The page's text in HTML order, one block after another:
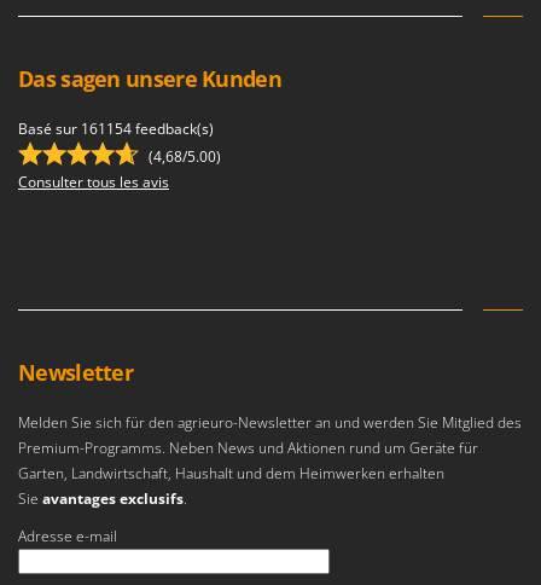
Spiralmac
Spyro
Stanley
Stiga
T
Tecla
Tellarini Pompe
Telwin
Tenco
Tineco
Titania
Tornado
Das sagen unsere Kunden
Basé sur 161154 feedback(s)
(4,68/5.00)
Consulter tous les avis
Newsletter
Melden Sie sich für den agrieuro-Newsletter an und werden Sie Mitglied des
Premium-Programms. Neben News und Aktionen rund um Geräte für
Garten, Landwirtschaft, Haushalt und dem Heimwerken erhalten
Sie avantages exclusifs.
Adresse e-mail